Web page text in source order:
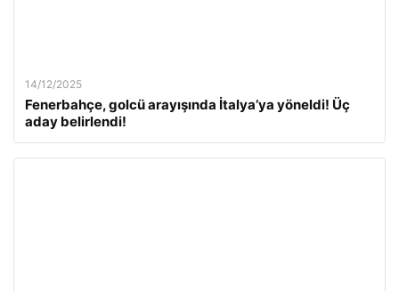
14/12/2025
Fenerbahçe, golcü arayışında İtalya’ya yöneldi! Üç
aday belirlendi!